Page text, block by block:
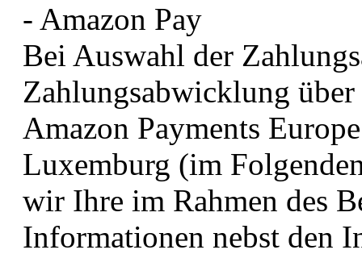
- Amazon Pay
Bei Auswahl der
Zahlungsabwicklung
Amazon Payments
Luxemburg (im
wir Ihre im Rahmen des
Informationen nebst den